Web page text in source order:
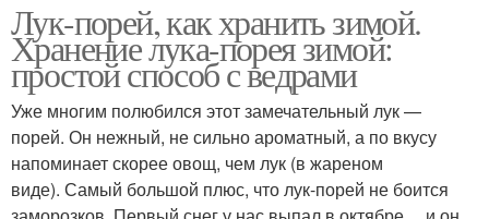
Лук-порей, как хранить зимой.
Хранение лука-порея зимой:
простой способ с ведрами
Уже многим полюбился этот замечательный лук —
порей. Он нежный, не сильно ароматный, а по вкусу
напоминает скорее овощ, чем лук (в жареном
виде). Самый большой плюс, что лук-порей не боится